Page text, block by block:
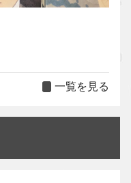
一覧を見る